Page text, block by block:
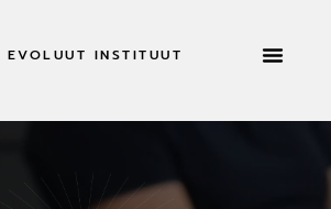
EVOLUUT INSTITUUT